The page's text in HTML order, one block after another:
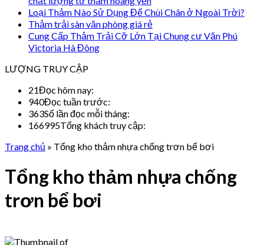
Loại Thảm Nào Sử Dụng Để Chùi Chân ở Ngoài Trời?
Thảm trải sàn văn phòng giá rẻ
Cung Cấp Thảm Trải Cỡ Lớn Tại Chung cư Văn Phú
Victoria Hà Đông
LƯỢNG TRUY CẬP
21Đọc hôm nay:
940Đọc tuần trước:
363Số lần đọc mỗi tháng:
166995Tổng khách truy cập:
Trang chủ » Tổng kho thảm nhựa chống trơn bể bơi
Tổng kho thảm nhựa chống
trơn bể bơi